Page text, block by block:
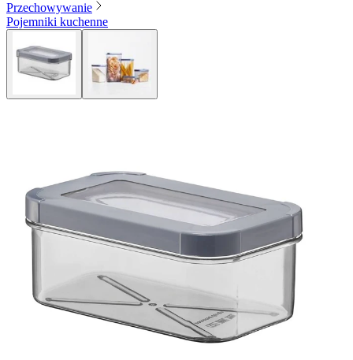
Przechowywanie
Pojemniki kuchenne